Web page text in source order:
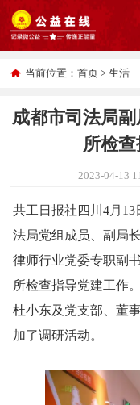
当前位置：首页 >生活
成都市司法局
所检
2023-04-13
共工日报社四川4月13
法局党组成员、副局
律师行业党委专职副
所检查指导党建工作
杜小东及党支部、董
加了调研活动。